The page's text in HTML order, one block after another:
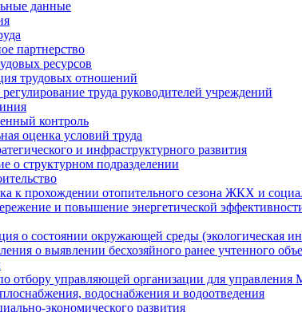
данные
партнерство
ресурсов
трудовых отношений
труда руководителей учреждений
контроль
оценка условий труда
и инфраструктурного развития
о структурном подразделении
к прохождении отопительного сезона ЖКХ и
и повышение энергетической
о состоянии окружающей среды (экологическая
о выявлении бесхозяйного ранее учтенного
отбору управляющей организации для
водоснабжения и водоотведения
экономического развития